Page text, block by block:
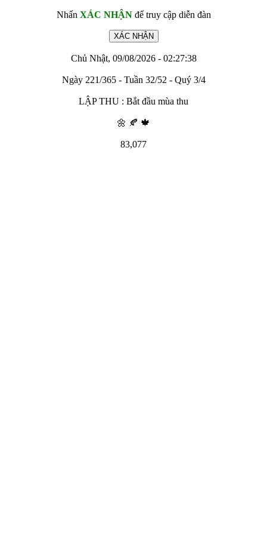
Nhấn XÁC NHẬNđể truy cập diễn đàn
Chủ Nhật, 09/08/2026 - 02:27:38
Ngày 221/365 - Tuần 32/52 - Quý 3/4
LẬP THU : Bắt đầu mùa thu
🌼 🍂 🍁
83,077